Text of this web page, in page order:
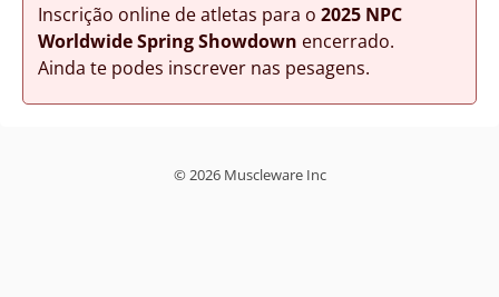
Inscrição online de atletas para o 2025 NPC
Worldwide Spring Showdown encerrado.
Ainda te podes inscrever nas pesagens.
© 2026 Muscleware Inc